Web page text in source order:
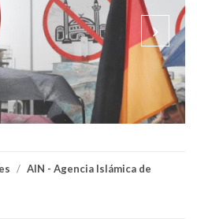
/ AIN - Agencia Islámica de